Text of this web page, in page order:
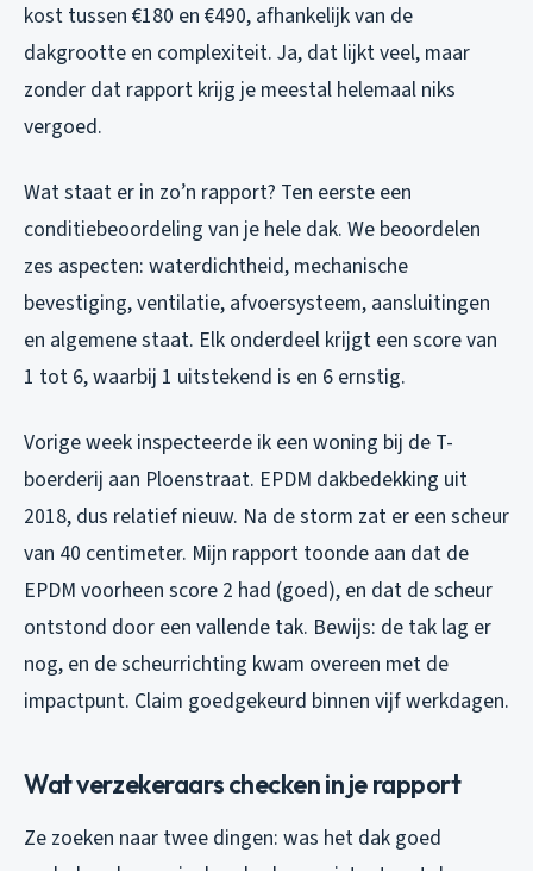
kost tussen €180 en €490, afhankelijk van de
dakgrootte en complexiteit. Ja, dat lijkt veel, maar
zonder dat rapport krijg je meestal helemaal niks
vergoed.
Wat staat er in zo’n rapport? Ten eerste een
conditiebeoordeling van je hele dak. We beoordelen
zes aspecten: waterdichtheid, mechanische
bevestiging, ventilatie, afvoersysteem, aansluitingen
en algemene staat. Elk onderdeel krijgt een score van
1 tot 6, waarbij 1 uitstekend is en 6 ernstig.
Vorige week inspecteerde ik een woning bij de T-
boerderij aan Ploenstraat. EPDM dakbedekking uit
2018, dus relatief nieuw. Na de storm zat er een scheur
van 40 centimeter. Mijn rapport toonde aan dat de
EPDM voorheen score 2 had (goed), en dat de scheur
ontstond door een vallende tak. Bewijs: de tak lag er
nog, en de scheurrichting kwam overeen met de
impactpunt. Claim goedgekeurd binnen vijf werkdagen.
Wat verzekeraars checken in je rapport
Ze zoeken naar twee dingen: was het dak goed